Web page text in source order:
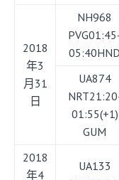
2018
年3
月31
日
NH968
05:40HND
UA874
01:55(+1)
GUM
2018
年4
UA133